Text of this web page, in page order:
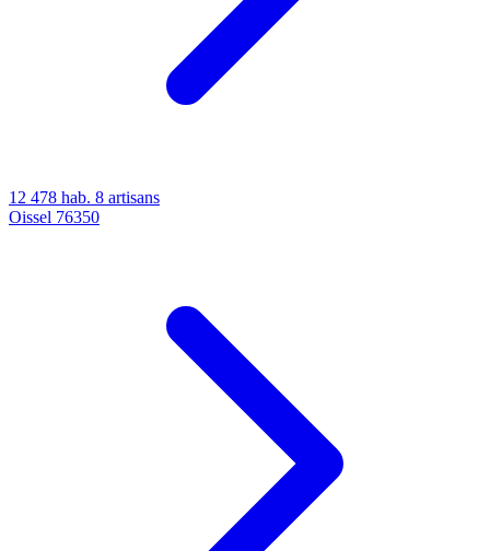
12 478 hab. 8 artisans
Oissel 76350